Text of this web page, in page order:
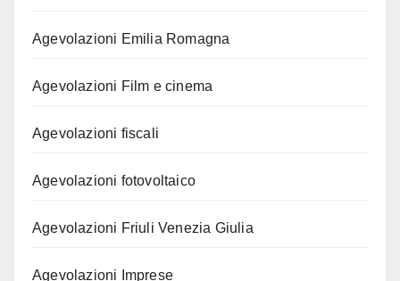
Agevolazioni Emilia Romagna
Agevolazioni Film e cinema
Agevolazioni fiscali
Agevolazioni fotovoltaico
Agevolazioni Friuli Venezia Giulia
Agevolazioni Imprese